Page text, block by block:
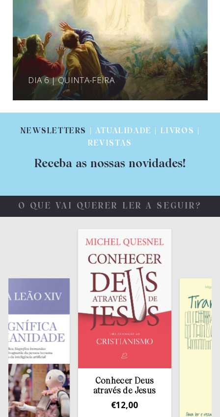
DIA 6 | QUINTA-FEIRA
NEWSLETTERS
| ATUALIDADE | LIVROS |
REVISTAS
Receba as nossas novidades!
O QUE VAI QUERER LER A SEGUIR?
Conhecer Deus
através de Jesus
12,00